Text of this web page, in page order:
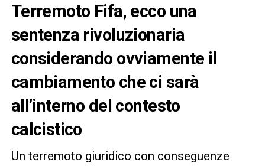
Terremoto Fifa, ecco una
sentenza rivoluzionaria
considerando ovviamente il
cambiamento che ci sarà
all’interno del contesto
calcistico
Un terremoto giuridico con conseguenze